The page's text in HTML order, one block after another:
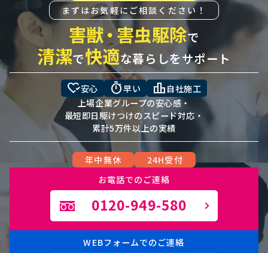
まずはお気軽にご相談ください！
害獣・害虫駆除で
清潔で快適な暮らしをサポート
heart_check安心 timer早い leaderboard 自社施工
上場企業グループの安心感・
最短即日駆けつけのスピード対応・
累計5万件以上の実績
年中無休
24H受付
お電話でのご連絡
0120-949-580
WEBフォームでのご連絡